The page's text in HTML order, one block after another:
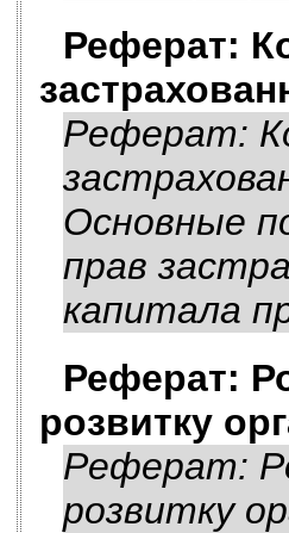
Реферат:
Реферат:
Основные
прав
капитала
Реферат:
розвитку
Реферат:
розвитку